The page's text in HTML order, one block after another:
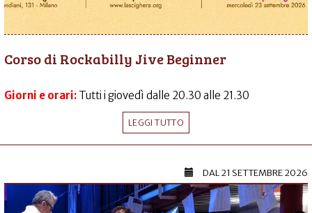
Corso di Rockabilly Jive Beginner
Giorni e orari: Tutti i giovedì dalle 20.30 alle 21.30
LEGGI TUTTO
DAL21 SETTEMBRE 2026